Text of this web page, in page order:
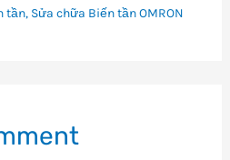
tần, Sửa chữa Biến tần OMRON